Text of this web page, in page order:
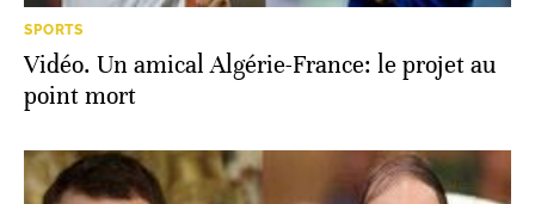
SPORTS
Vidéo. Un amical Algérie-France: le projet au
point mort